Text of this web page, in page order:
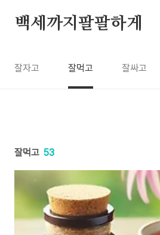
백세까지팔팔하게
잘자고 잘먹고 잘싸고
잘먹고 53